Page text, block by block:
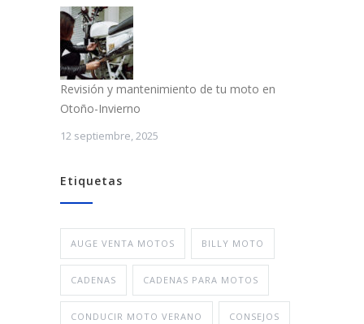
Revisión y mantenimiento de tu moto en
Otoño-Invierno
12 septiembre, 2025
Etiquetas
AUGE VENTA MOTOS BILLY MOTO
CADENAS CADENAS PARA MOTOS
CONDUCIR MOTO VERANO CONSEJOS